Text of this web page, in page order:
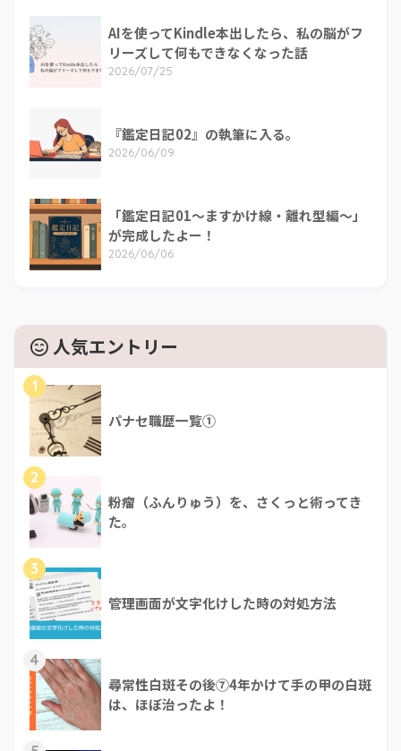
AIを使ってKindle本出したら、私の脳がフ
リーズして何もできなくなった話
2026/07/25
『鑑定日記02』の執筆に入る。
2026/06/09
「鑑定日記01～ますかけ線・離れ型編～」
が完成したよー！
2026/06/06
人気エントリー
1
パナセ職歴一覧①
2
粉瘤（ふんりゅう）を、さくっと術ってき
た。
3
管理画面が文字化けした時の対処方法
4
尋常性白斑その後⑦4年かけて手の甲の白斑
は、ほぼ治ったよ！